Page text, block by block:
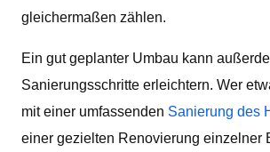
gleichermaßen zählen.
Ein gut geplanter Umbau kann
Sanierungsschritte erleichtern. Wer
mit einer umfassenden Sanierung des
einer gezielten Renovierung einzelner